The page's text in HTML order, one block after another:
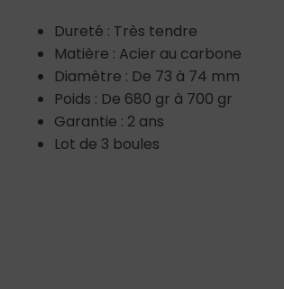
Dureté : Très tendre
Matière : Acier au carbone
Diamètre : De 73 à 74 mm
Poids : De 680 gr à 700 gr
Garantie : 2 ans
Lot de 3 boules